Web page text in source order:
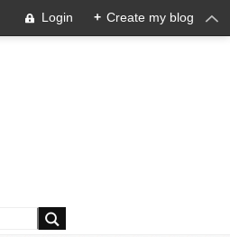
Login + Create my blog